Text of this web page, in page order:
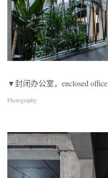
▼封闭办公室，enclosed office
Photography